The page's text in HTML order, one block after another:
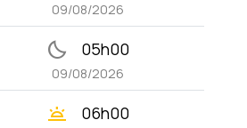
09/08/2026
bedtime 05h00
09/08/2026
wb_twilight 06h00